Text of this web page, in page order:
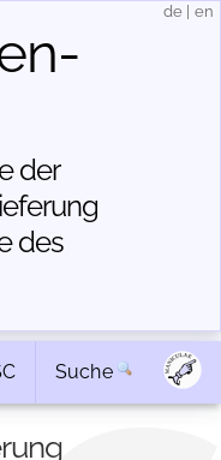
der
des
de en
Suche